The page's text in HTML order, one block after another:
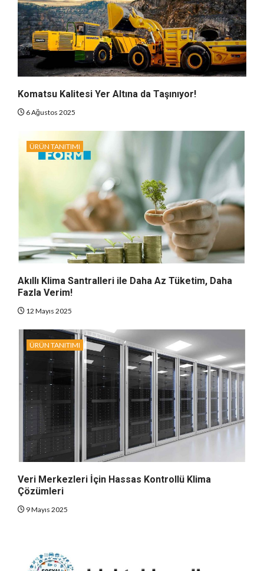
Komatsu Kalitesi Yer Altına da Taşınıyor!
6 Ağustos 2025
ÜRÜN TANITIMI
Akıllı Klima Santralleri ile Daha Az Tüketim, Daha
Fazla Verim!
12 Mayıs 2025
ÜRÜN TANITIMI
Veri Merkezleri İçin Hassas Kontrollü Klima
Çözümleri
9 Mayıs 2025